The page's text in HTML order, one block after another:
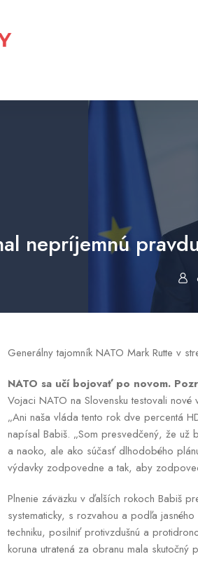
nepríjemnú
Generálny tajomník NATO Mark Rutte v
NATO sa učí bojovať po novom.
Vojaci NATO na Slovensku testovali
„Ani naša vláda tento rok dve percentá
napísal Babiš. „Som presvedčený, že
a naoko, ale ako súčasť dlhodobého
výdavky zodpovedne a tak, aby
Plnenie záväzku v ďalších rokoch Babiš
systematicky, s rozvahou a podľa
techniku, posilniť protivzdušnú a
koruna utratená za obranu mala